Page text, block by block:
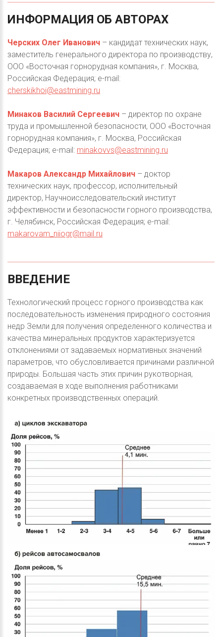
ИНФОРМАЦИЯ ОБ АВТОРАХ
Черских Олег Иванович – кандидат технических наук,
заместитель генерального директора по производству,
ООО «Восточная горнорудная компания», г. Москва,
Российская Федерация; e-mail:
cherskikhoi@eastmining.ru
Минаков Василий Сергеевич – директор по охране
труда и промышленной безопасности, ООО «Восточная
горнорудная компания», г. Москва, Российская
Федерация; e-mail: minakovvs@eastmining.ru
Макаров Александр Михайлович – доктор
технических наук, профессор, исполнительный
директор, Научноисследовательский институт
эффективности и безопасности горного производства,
г. Челябинск, Российская Федерация; e-mail:
makarovam_niiogr@mail.ru
ВВЕДЕНИЕ
Технологический процесс горного производства как
последовательность изменения природного состояния
недр Земли для получения определенного количества и
качества минеральных продуктов характеризуется
отклонениями от задаваемых нормативных значений
параметров, что обусловливается причинами различной
природы. Большая часть этих причин рукотворная,
создаваемая в ходе выполнения работниками
конкретных производственных операций.